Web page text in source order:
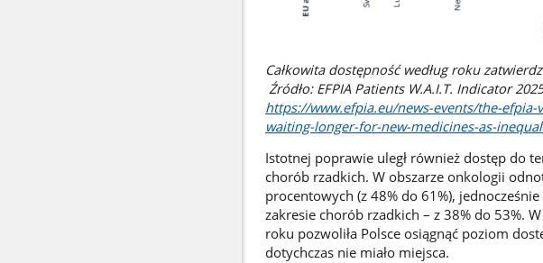
Całkowita dostępność według roku
Źródło: EFPIA Patients W.A.I.T. Indicator
https://www.efpia.eu/news-events/the-
waiting-longer-for-new-medicines-as-
Istotnej poprawie uległ również dostęp do
chorób rzadkich. W obszarze onkologii
procentowych (z 48% do 61%),
zakresie chorób rzadkich – z 38% do 53%.
roku pozwoliła Polsce osiągnąć poziom
dotychczas nie miało miejsca.